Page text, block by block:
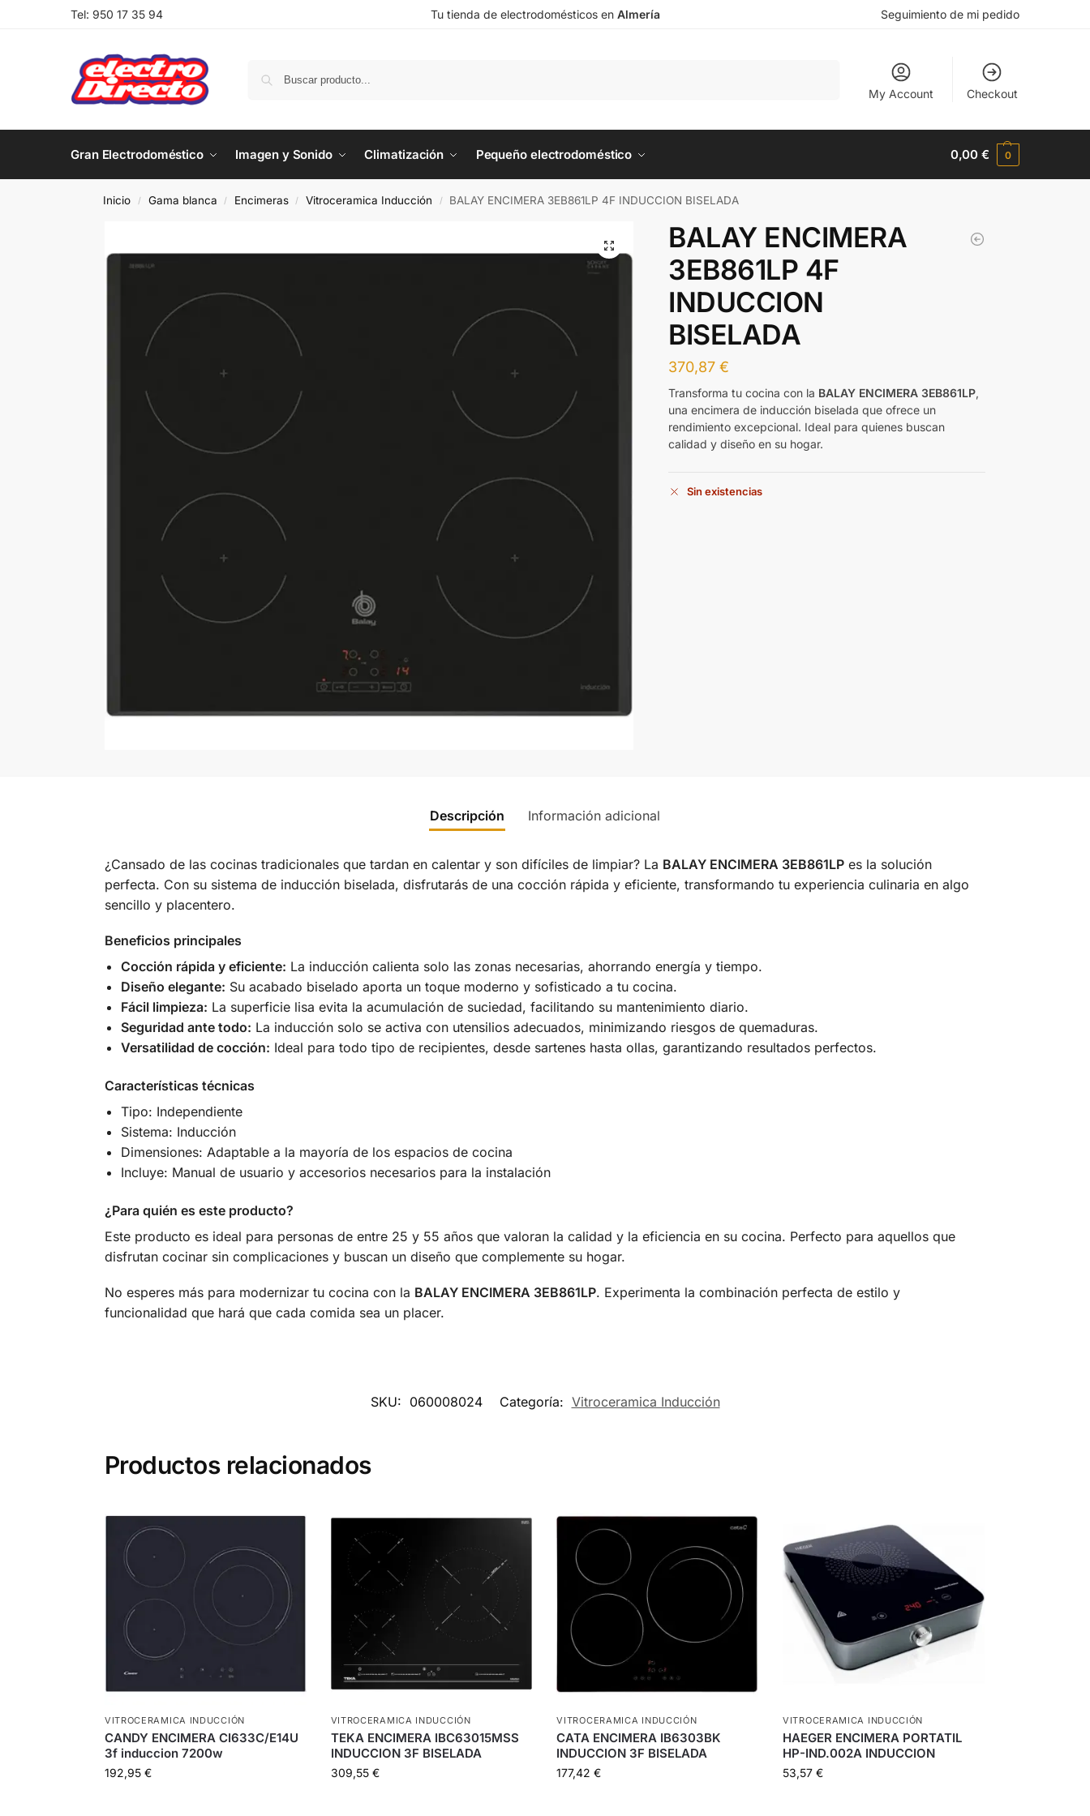
Tel: 950 17 35 94 Tu tienda de electrodomésticos en Almería Seguimiento de mi pedido
My Account Checkout
Gran Electrodoméstico Imagen y Sonido Climatización Pequeño electrodoméstico 0,00€ 0
Inicio / Gama blanca / Encimeras / Vitroceramica Inducción / BALAY ENCIMERA 3EB861LP 4F INDUCCION BISELADA
BALAY ENCIMERA
3EB861LP 4F
INDUCCION
BISELADA
370,87€
Transforma tu cocina con la BALAY ENCIMERA 3EB861LP,
una encimera de inducción biselada que ofrece un
rendimiento excepcional. Ideal para quienes buscan
calidad y diseño en su hogar.
Sin existencias
Descripción Información adicional
¿Cansado de las cocinas tradicionales que tardan en calentar y son difíciles de limpiar? La BALAY ENCIMERA 3EB861LPes la solución
perfecta. Con su sistema de inducción biselada, disfrutarás de una cocción rápida y eficiente, transformando tu experiencia culinaria en algo
sencillo y placentero.
Beneficios principales
Cocción rápida y eficiente: La inducción calienta solo las zonas necesarias, ahorrando energía y tiempo.
Diseño elegante: Su acabado biselado aporta un toque moderno y sofisticado a tu cocina.
Fácil limpieza: La superficie lisa evita la acumulación de suciedad, facilitando su mantenimiento diario.
Seguridad ante todo: La inducción solo se activa con utensilios adecuados, minimizando riesgos de quemaduras.
Versatilidad de cocción: Ideal para todo tipo de recipientes, desde sartenes hasta ollas, garantizando resultados perfectos.
Características técnicas
Tipo: Independiente
Sistema: Inducción
Dimensiones: Adaptable a la mayoría de los espacios de cocina
Incluye: Manual de usuario y accesorios necesarios para la instalación
¿Para quién es este producto?
Este producto es ideal para personas de entre 25 y 55 años que valoran la calidad y la eficiencia en su cocina. Perfecto para aquellos que
disfrutan cocinar sin complicaciones y buscan un diseño que complemente su hogar.
No esperes más para modernizar tu cocina con la BALAY ENCIMERA 3EB861LP. Experimenta la combinación perfecta de estilo y
funcionalidad que hará que cada comida sea un placer.
SKU: 060008024 Categoría: Vitroceramica Inducción
Productos relacionados
VITROCERAMICA INDUCCIÓN
CANDY ENCIMERA CI633C/E14U
3f induccion 7200w
192,95 €
VITROCERAMICA INDUCCIÓN
TEKA ENCIMERA IBC63015MSS
INDUCCION 3F BISELADA
309,55 €
VITROCERAMICA INDUCCIÓN
CATA ENCIMERA IB6303BK
INDUCCION 3F BISELADA
177,42€
VITROCERAMICA INDUCCIÓN
HAEGER ENCIMERA PORTATIL
HP-IND.002A INDUCCION
53,57€